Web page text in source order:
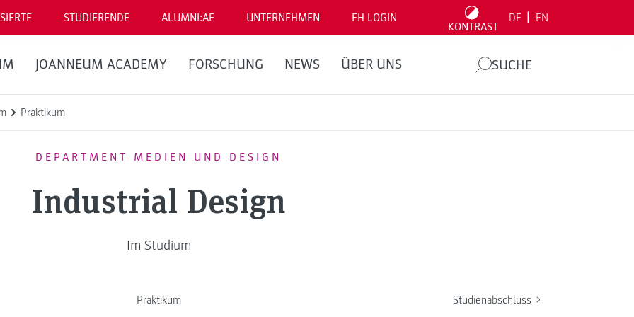
STUDIERENDE ALUMNI:AE UNTERNEHMEN FH LOGIN
KONTRAST
DE EN
JOANNEUM ACADEMY FORSCHUNG NEWS ÜBER UNS SUCHE
Praktikum
DEPARTMENT MEDIEN UND DESIGN
Industrial Design
Im Studium
Praktikum Studienabschluss